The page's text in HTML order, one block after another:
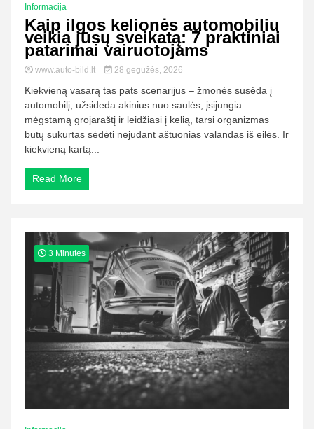
Informacija
Kaip ilgos kelionės automobiliu
veikia jūsų sveikatą: 7 praktiniai
patarimai vairuotojams
www.auto-bild.lt 28 gegužės, 2026
Kiekvieną vasarą tas pats scenarijus – žmonės susėda į
automobilį, užsideda akinius nuo saulės, įsijungia
mėgstamą grojaraštį ir leidžiasi į kelią, tarsi organizmas
būtų sukurtas sėdėti nejudant aštuonias valandas iš eilės. Ir
kiekvieną kartą...
Read More
3 Minutes